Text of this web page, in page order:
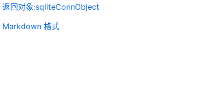
返回对象:sqliteConnObject
Markdown 格式